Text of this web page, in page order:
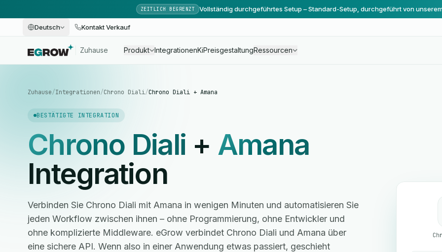
ZEITLICH BEGRENZT Vollständig durchgeführtes Setup – Standard-Setup, durchgeführt von
Deutsch Kontakt Verkauf
Zuhause Produkt IntegrationenKiPreisgestaltungRessourcen
Zuhause/Integrationen/Chrono Diali/Chrono Diali + Amana
BESTÄTIGTE INTEGRATION
Chrono Diali + Amana
Integration
Verbinden Sie Chrono Diali mit Amana in wenigen Minuten und automatisieren Sie
jeden Workflow zwischen ihnen – ohne Programmierung, ohne Entwickler und
ohne komplizierte Middleware. eGrow verbindet Chrono Diali und Amana über
eine sichere API. Wenn also in einer Anwendung etwas passiert, geschieht